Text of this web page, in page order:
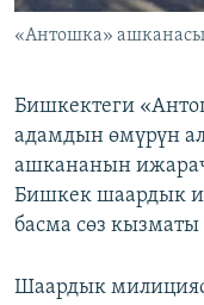
«Антошка»
Бишкектеги
адамдын өмүрүн
ашкананын
Бишкек шаардык
басма сөз
Шаардык